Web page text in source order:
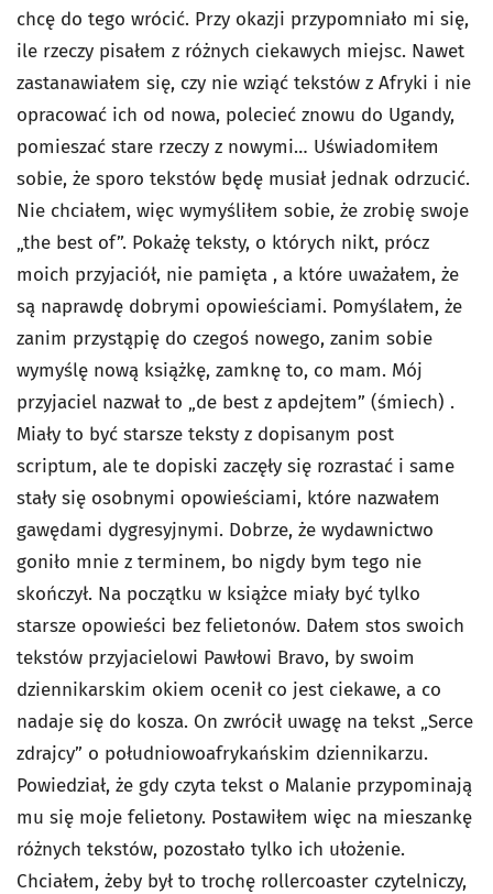
chcę do tego wrócić. Przy okazji przypomniało mi się,
ile rzeczy pisałem z różnych ciekawych miejsc. Nawet
zastanawiałem się, czy nie wziąć tekstów z Afryki i nie
opracować ich od nowa, polecieć znowu do Ugandy,
pomieszać stare rzeczy z nowymi… Uświadomiłem
sobie, że sporo tekstów będę musiał jednak odrzucić.
Nie chciałem, więc wymyśliłem sobie, że zrobię swoje
„the best of”. Pokażę teksty, o których nikt, prócz
moich przyjaciół, nie pamięta , a które uważałem, że
są naprawdę dobrymi opowieściami. Pomyślałem, że
zanim przystąpię do czegoś nowego, zanim sobie
wymyślę nową książkę, zamknę to, co mam. Mój
przyjaciel nazwał to „de best z apdejtem” (śmiech) .
Miały to być starsze teksty z dopisanym post
scriptum, ale te dopiski zaczęły się rozrastać i same
stały się osobnymi opowieściami, które nazwałem
gawędami dygresyjnymi. Dobrze, że wydawnictwo
goniło mnie z terminem, bo nigdy bym tego nie
skończył. Na początku w książce miały być tylko
starsze opowieści bez felietonów. Dałem stos swoich
tekstów przyjacielowi Pawłowi Bravo, by swoim
dziennikarskim okiem ocenił co jest ciekawe, a co
nadaje się do kosza. On zwrócił uwagę na tekst „Serce
zdrajcy” o południowoafrykańskim dziennikarzu.
Powiedział, że gdy czyta tekst o Malanie przypominają
mu się moje felietony. Postawiłem więc na mieszankę
różnych tekstów, pozostało tylko ich ułożenie.
Chciałem, żeby był to trochę rollercoaster czytelniczy,